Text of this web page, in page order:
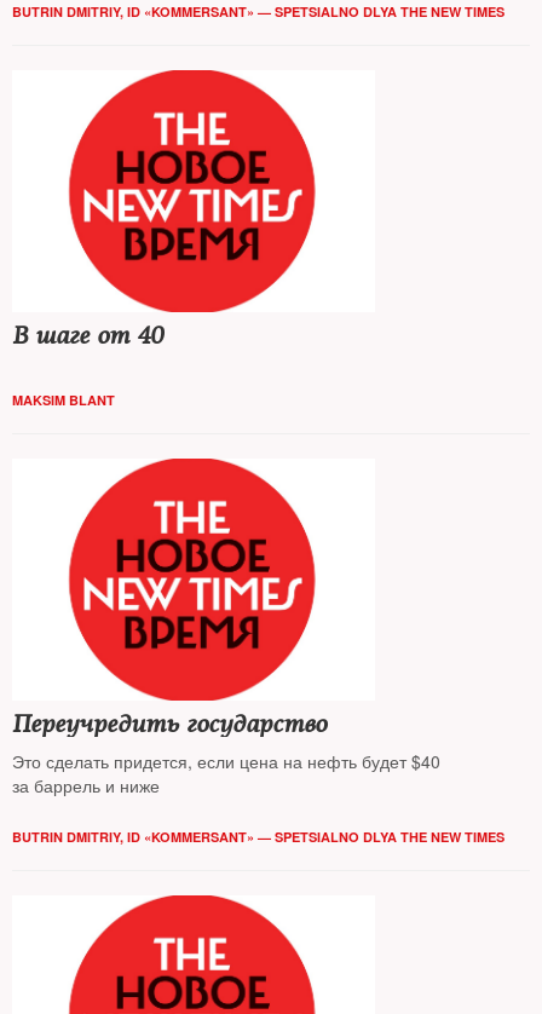
BUTRIN DMITRIY, ID «KOMMERSANT» — SPETSIALNO DLYA THE NEW TIMES
В шаге от 40
MAKSIM BLANT
Переучредить государство
Это сделать придется, если цена на нефть будет $40
за баррель и ниже
BUTRIN DMITRIY, ID «KOMMERSANT» — SPETSIALNO DLYA THE NEW TIMES